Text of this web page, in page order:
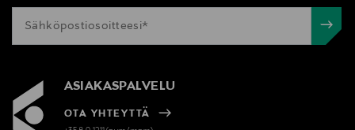
ASIAKASPALVELU
OTA YHTEYTTÄ